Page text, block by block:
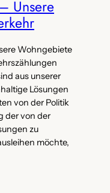
Unsere
Wohngebiete
aus unserer
Lösungen
von der Politik
der von der
zu
möchte,